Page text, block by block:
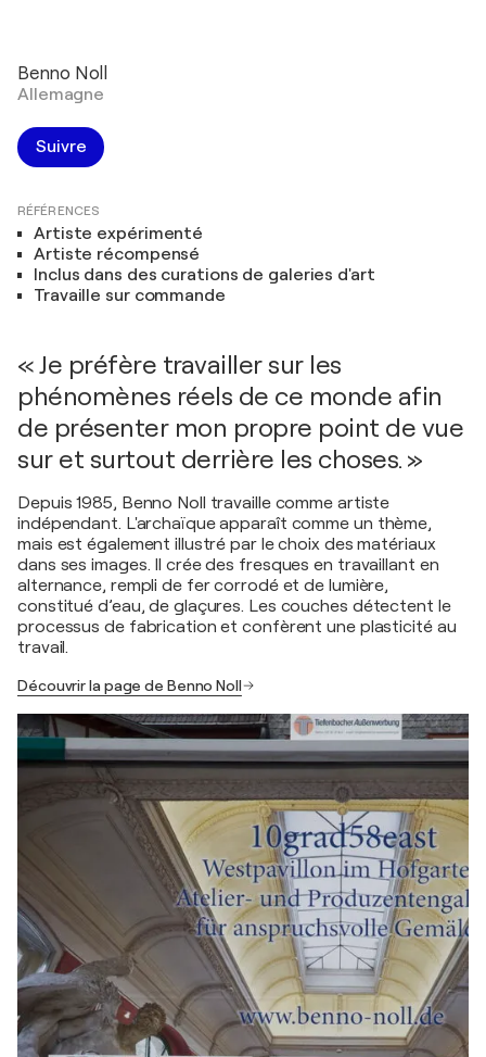
Benno Noll
Allemagne
Suivre
RÉFÉRENCES
Artiste expérimenté
Artiste récompensé
Inclus dans des curations de galeries d'art
Travaille sur commande
« Je préfère travailler sur les
phénomènes réels de ce monde afin
de présenter mon propre point de vue
sur et surtout derrière les choses. »
Depuis 1985, Benno Noll travaille comme artiste
indépendant. L'archaïque apparaît comme un thème,
mais est également illustré par le choix des matériaux
dans ses images. Il crée des fresques en travaillant en
alternance, rempli de fer corrodé et de lumière,
constitué d’eau, de glaçures. Les couches détectent le
processus de fabrication et confèrent une plasticité au
travail.
Découvrir la page de Benno Noll